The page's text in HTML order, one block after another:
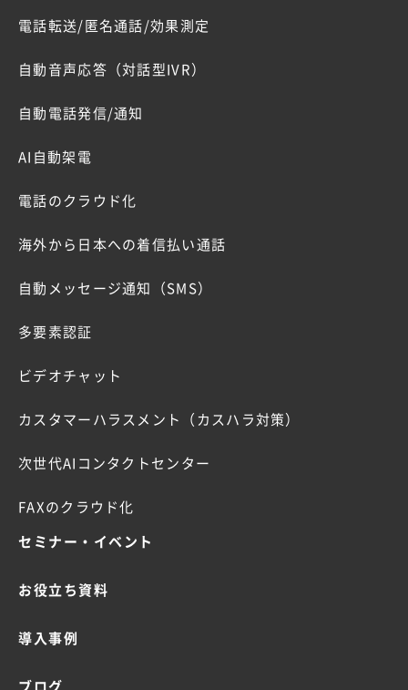
電話転送/匿名通話/効果測定
自動音声応答（対話型IVR）
自動電話発信/通知
AI自動架電
電話のクラウド化
海外から日本への着信払い通話
自動メッセージ通知（SMS）
多要素認証
ビデオチャット
カスタマーハラスメント（カスハラ対策）
次世代AIコンタクトセンター
FAXのクラウド化
セミナー・イベント
お役立ち資料
導入事例